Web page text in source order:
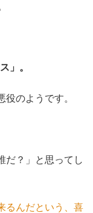
」。
のようです。
だ？」と思ってし
るんだという、喜